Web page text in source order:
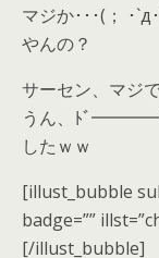
マジか･･･(； ･`д･
やんの？
サーセン、マジ
うん、ﾄﾞ
したｗｗ
[illust_bubble
badge=””
[/illust_bubble]